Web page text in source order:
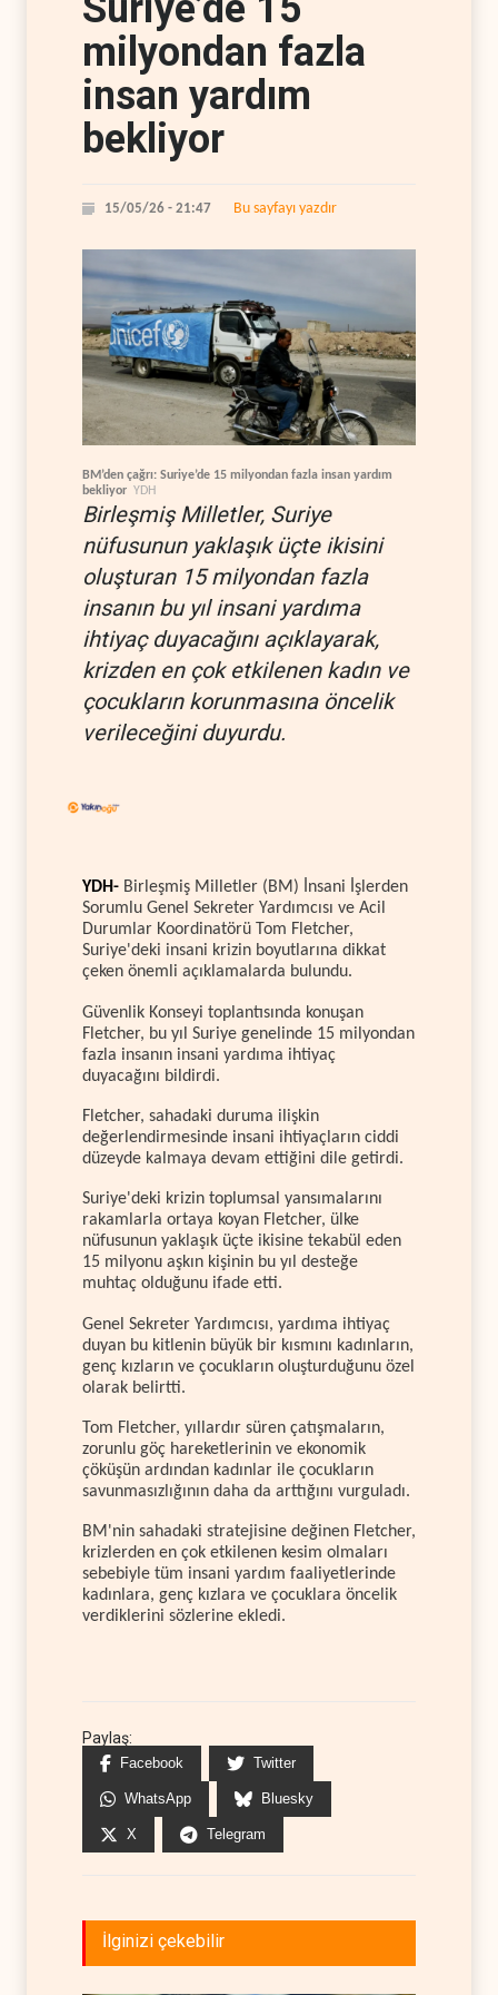
milyondan fazla
insan yardım
bekliyor
15/05/26 - 21:47 Bu sayfayı yazdır
BM’den çağrı: Suriye’de 15 milyondan fazla insan yardım
bekliyor YDH
Birleşmiş Milletler, Suriye
nüfusunun yaklaşık üçte ikisini
oluşturan 15 milyondan fazla
insanın bu yıl insani yardıma
ihtiyaç duyacağını açıklayarak,
krizden en çok etkilenen kadın ve
çocukların korunmasına öncelik
verileceğini duyurdu.
YDH- Birleşmiş Milletler (BM) İnsani İşlerden
Sorumlu Genel Sekreter Yardımcısı ve Acil
Durumlar Koordinatörü Tom Fletcher,
Suriye'deki insani krizin boyutlarına dikkat
çeken önemli açıklamalarda bulundu.
Güvenlik Konseyi toplantısında konuşan
Fletcher, bu yıl Suriye genelinde 15 milyondan
fazla insanın insani yardıma ihtiyaç
duyacağını bildirdi.
Fletcher, sahadaki duruma ilişkin
değerlendirmesinde insani ihtiyaçların ciddi
düzeyde kalmaya devam ettiğini dile getirdi.
Suriye'deki krizin toplumsal yansımalarını
rakamlarla ortaya koyan Fletcher, ülke
nüfusunun yaklaşık üçte ikisine tekabül eden
15 milyonu aşkın kişinin bu yıl desteğe
muhtaç olduğunu ifade etti.
Genel Sekreter Yardımcısı, yardıma ihtiyaç
duyan bu kitlenin büyük bir kısmını kadınların,
genç kızların ve çocukların oluşturduğunu özel
olarak belirtti.
Tom Fletcher, yıllardır süren çatışmaların,
zorunlu göç hareketlerinin ve ekonomik
çöküşün ardından kadınlar ile çocukların
savunmasızlığının daha da arttığını vurguladı.
BM'nin sahadaki stratejisine değinen Fletcher,
krizlerden en çok etkilenen kesim olmaları
sebebiyle tüm insani yardım faaliyetlerinde
kadınlara, genç kızlara ve çocuklara öncelik
verdiklerini sözlerine ekledi.
Paylaş:
Facebook Twitter
WhatsApp Bluesky
X Telegram
İlginizi çekebilir